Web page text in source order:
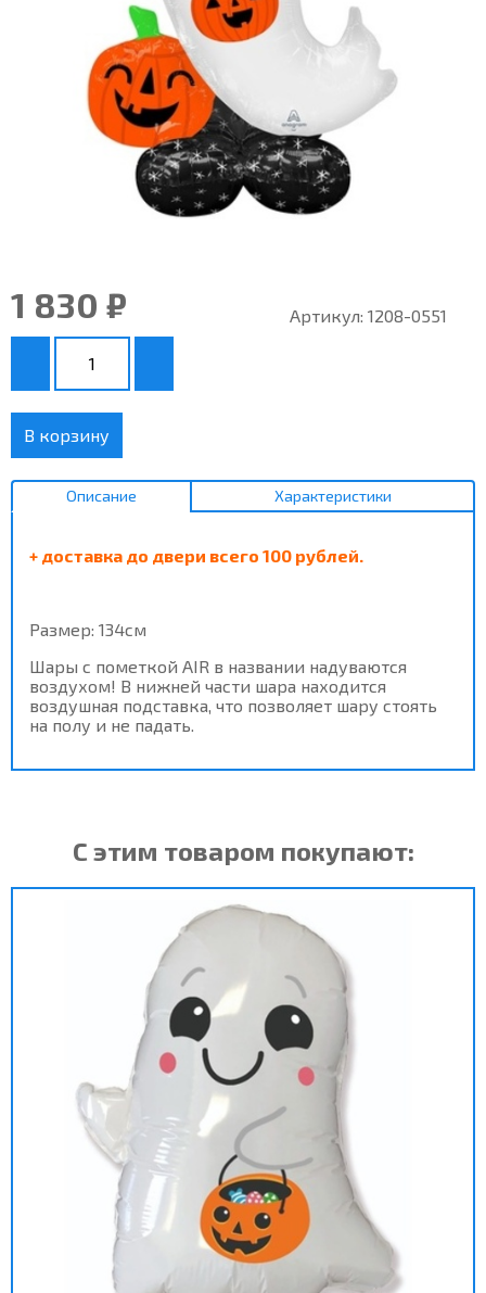
1 830 ₽ Артикул: 1208-0551
В корзину
Описание Характеристики
+ доставка до двери всего 100 рублей.
Размер: 134см
Шары с пометкой AIR в названии надуваются
воздухом! В нижней части шара находится
воздушная подставка, что позволяет шару стоять
на полу и не падать.
С этим товаром покупают: